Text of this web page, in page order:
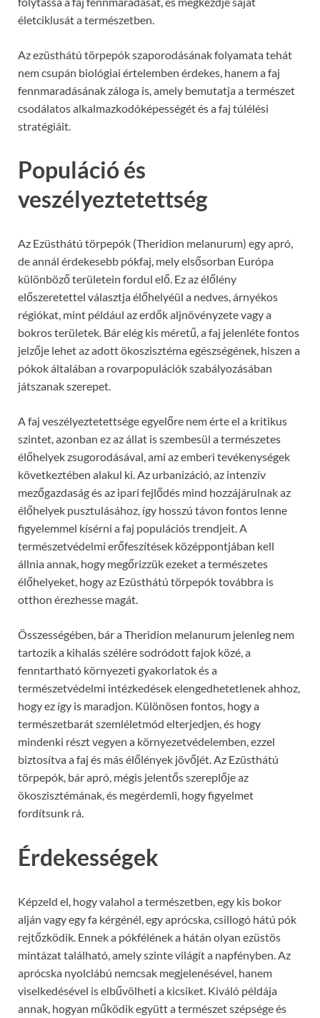
életciklusát a természetben.
Az ezüsthátú törpepók szaporodásának folyamata tehát
nem csupán biológiai értelemben érdekes, hanem a faj
fennmaradásának záloga is, amely bemutatja a természet
csodálatos alkalmazkodóképességét és a faj túlélési
stratégiáit.
Populáció és
veszélyeztetettség
Az Ezüsthátú törpepók (Theridion melanurum) egy apró,
de annál érdekesebb pókfaj, mely elsősorban Európa
különböző területein fordul elő. Ez az élőlény
előszeretettel választja élőhelyéül a nedves, árnyékos
régiókat, mint például az erdők aljnövényzete vagy a
bokros területek. Bár elég kis méretű, a faj jelenléte fontos
jelzője lehet az adott ökoszisztéma egészségének, hiszen a
pókok általában a rovarpopulációk szabályozásában
játszanak szerepet.
A faj veszélyeztetettsége egyelőre nem érte el a kritikus
szintet, azonban ez az állat is szembesül a természetes
élőhelyek zsugorodásával, ami az emberi tevékenységek
következtében alakul ki. Az urbanizáció, az intenzív
mezőgazdaság és az ipari fejlődés mind hozzájárulnak az
élőhelyek pusztulásához, így hosszú távon fontos lenne
figyelemmel kísérni a faj populációs trendjeit. A
természetvédelmi erőfeszítések középpontjában kell
állnia annak, hogy megőrizzük ezeket a természetes
élőhelyeket, hogy az Ezüsthátú törpepók továbbra is
otthon érezhesse magát.
Összességében, bár a Theridion melanurum jelenleg nem
tartozik a kihalás szélére sodródott fajok közé, a
fenntartható környezeti gyakorlatok és a
természetvédelmi intézkedések elengedhetetlenek ahhoz,
hogy ez így is maradjon. Különösen fontos, hogy a
természetbarát szemléletmód elterjedjen, és hogy
mindenki részt vegyen a környezetvédelemben, ezzel
biztosítva a faj és más élőlények jövőjét. Az Ezüsthátú
törpepók, bár apró, mégis jelentős szereplője az
ökoszisztémának, és megérdemli, hogy figyelmet
fordítsunk rá.
Érdekességek
Képzeld el, hogy valahol a természetben, egy kis bokor
alján vagy egy fa kérgénél, egy aprócska, csillogó hátú pók
rejtőzködik. Ennek a pókfélének a hátán olyan ezüstös
mintázat található, amely szinte világít a napfényben. Az
aprócska nyolclábú nemcsak megjelenésével, hanem
viselkedésével is elbűvölheti a kicsiket. Kiváló példája
annak, hogyan működik együtt a természet szépsége és